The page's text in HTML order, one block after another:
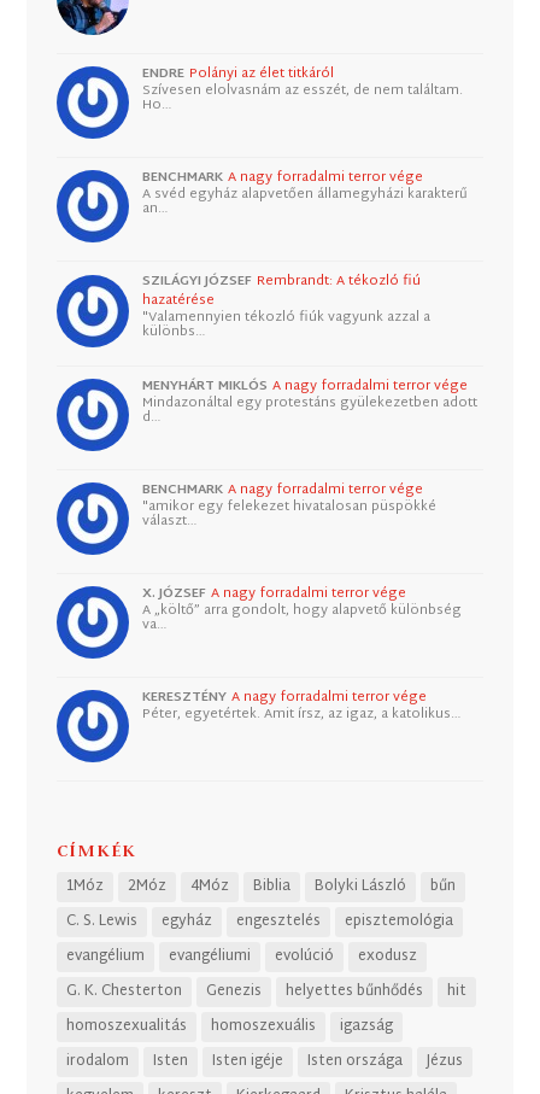
ENDRE Polányi az élet titkáról
Szívesen elolvasnám az esszét, de nem találtam.
Ho…
BENCHMARK A nagy forradalmi terror vége
A svéd egyház alapvetően államegyházi karakterű
an…
SZILÁGYI JÓZSEF Rembrandt: A tékozló fiú
hazatérése
"Valamennyien tékozló fiúk vagyunk azzal a
különbs…
MENYHÁRT MIKLÓS A nagy forradalmi terror vége
Mindazonáltal egy protestáns gyülekezetben adott
d…
BENCHMARK A nagy forradalmi terror vége
"amikor egy felekezet hivatalosan püspökké
választ…
X. JÓZSEF A nagy forradalmi terror vége
A „költő” arra gondolt, hogy alapvető különbség
va…
KERESZTÉNY A nagy forradalmi terror vége
Péter, egyetértek. Amit írsz, az igaz, a katolikus…
CÍMKÉK
1Móz 2Móz 4Móz Biblia Bolyki László
bűn
C. S. Lewis
egyház engesztelés
episztemológia
evangélium
evangéliumi evolúció
exodusz
G. K. Chesterton
Genezis helyettes bűnhődés
hit
homoszexualitás
homoszexuális
igazság
irodalom
Isten Isten igéje Isten országa
Jézus